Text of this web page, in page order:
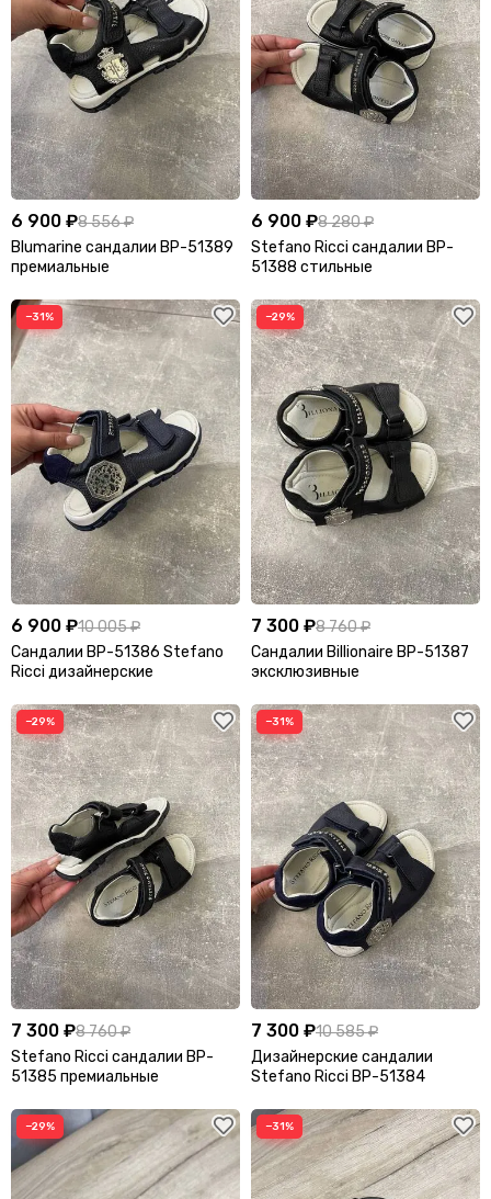
6 900 ₽8 556 ₽
Blumarine сандалии BP-51389
премиальные
6 900 ₽8 280 ₽
Stefano Ricci сандалии BP-
51388 стильные
−31%
6 900 ₽10 005 ₽
Сандалии BP-51386 Stefano
Ricci дизайнерские
−29%
7 300 ₽8 760 ₽
Сандалии Billionaire BP-51387
эксклюзивные
−29%
7 300 ₽8 760 ₽
Stefano Ricci сандалии BP-
51385 премиальные
−31%
7 300 ₽10 585 ₽
Дизайнерские сандалии
Stefano Ricci BP-51384
−29% −31%